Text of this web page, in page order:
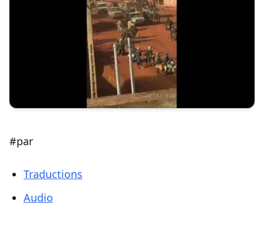
#par
Traductions
Audio